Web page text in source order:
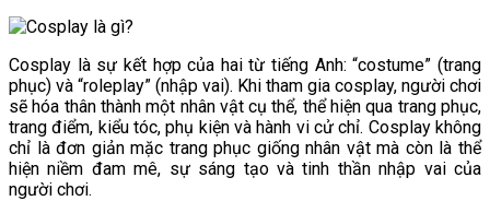
Cosplay là sự kết hợp của hai từ tiếng Anh: “costume” (trang
phục) và “roleplay” (nhập vai). Khi tham gia cosplay, người chơi
sẽ hóa thân thành một nhân vật cụ thể, thể hiện qua trang phục,
trang điểm, kiểu tóc, phụ kiện và hành vi cử chỉ. Cosplay không
chỉ là đơn giản mặc trang phục giống nhân vật mà còn là thể
hiện niềm đam mê, sự sáng tạo và tinh thần nhập vai của
người chơi.